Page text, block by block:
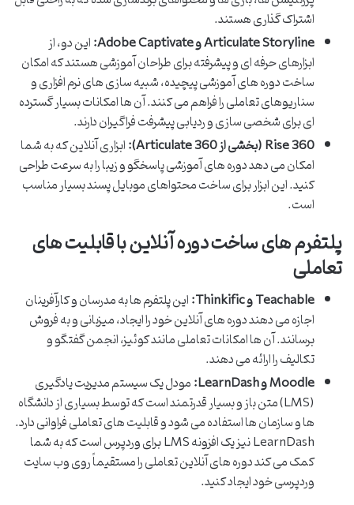
اشتراک گذاری هستند.
Articulate Storyline و Adobe Captivate:
این دو، از
ابزارهای حرفه ای و پیشرفته برای طراحان آموزشی هستند که امکان
ساخت دوره های آموزشی پیچیده، شبیه سازی های نرم افزاری و
سناریوهای تعاملی را فراهم می کنند. آن ها امکانات بسیار گسترده
ای برای شخصی سازی و ردیابی پیشرفت فراگیران دارند.
Rise 360 (بخشی از Articulate 360):
ابزاری آنلاین که به شما
امکان می دهد دوره های آموزشی پاسخگو و زیبا را به سرعت طراحی
کنید. این ابزار برای ساخت محتواهای موبایل پسند بسیار مناسب
است.
پلتفرم های ساخت دوره آنلاین با قابلیت های
تعاملی
Teachable و Thinkific: این پلتفرم ها به مدرسان و کارآفرینان
اجازه می دهند دوره های آنلاین خود را ایجاد، میزبانی و به فروش
برسانند. آن ها امکانات تعاملی مانند کوئیز، انجمن گفتگو و
تکالیف را ارائه می دهند.
Moodle و LearnDash:
مودل یک سیستم مدیریت یادگیری
(LMS) متن باز و بسیار قدرتمند است که توسط بسیاری از دانشگاه
ها و سازمان ها استفاده می شود و قابلیت های تعاملی فراوانی دارد.
LearnDash نیز یک افزونه LMS برای وردپرس است که به شما
کمک می کند دوره های آنلاین تعاملی را مستقیماً روی وب سایت
وردپرسی خود ایجاد کنید.